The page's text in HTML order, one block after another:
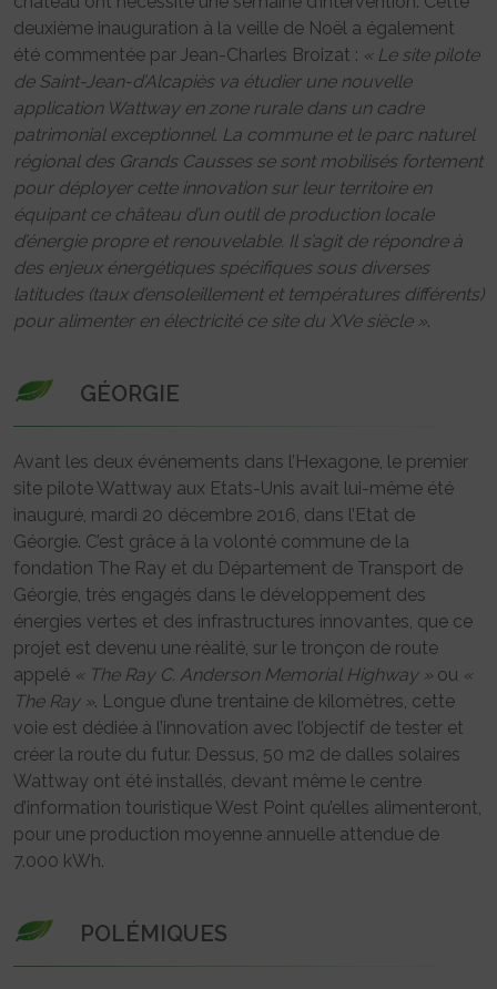
deuxième inauguration à la veille de Noël a également
été commentée par Jean-Charles Broizat : « Le site pilote
de Saint-Jean-d’Alcapiès va étudier une nouvelle
application Wattway en zone rurale dans un cadre
patrimonial exceptionnel. La commune et le parc naturel
régional des Grands Causses se sont mobilisés fortement
pour déployer cette innovation sur leur territoire en
équipant ce château d’un outil de production locale
d’énergie propre et renouvelable. Il s’agit de répondre à
des enjeux énergétiques spécifiques sous diverses
latitudes (taux d’ensoleillement et températures différents)
pour alimenter en électricité ce site du XVe siècle ».
GÉORGIE
Avant les deux événements dans l’Hexagone, le premier
site pilote Wattway aux Etats-Unis avait lui-même été
inauguré, mardi 20 décembre 2016, dans l’Etat de
Géorgie. C’est grâce à la volonté commune de la
fondation The Ray et du Département de Transport de
Géorgie, très engagés dans le développement des
énergies vertes et des infrastructures innovantes, que ce
projet est devenu une réalité, sur le tronçon de route
appelé « The Ray C. Anderson Memorial Highway » ou «
The Ray ». Longue d’une trentaine de kilomètres, cette
voie est dédiée à l’innovation avec l’objectif de tester et
créer la route du futur. Dessus, 50 m2 de dalles solaires
Wattway ont été installés, devant même le centre
d’information touristique West Point qu’elles alimenteront,
pour une production moyenne annuelle attendue de
7.000 kWh.
POLÉMIQUES